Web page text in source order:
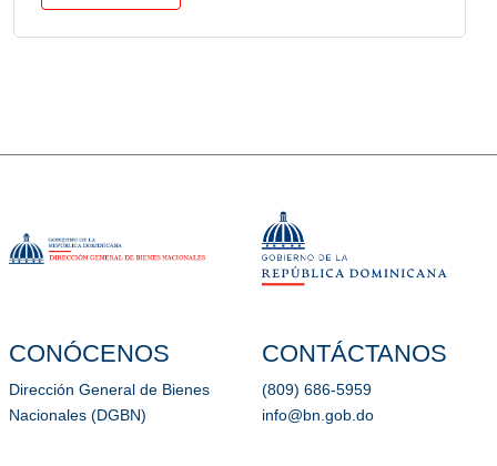
CONÓCENOS
Dirección General de Bienes
Nacionales (DGBN)
CONTÁCTANOS
(809) 686-5959
info@bn.gob.do